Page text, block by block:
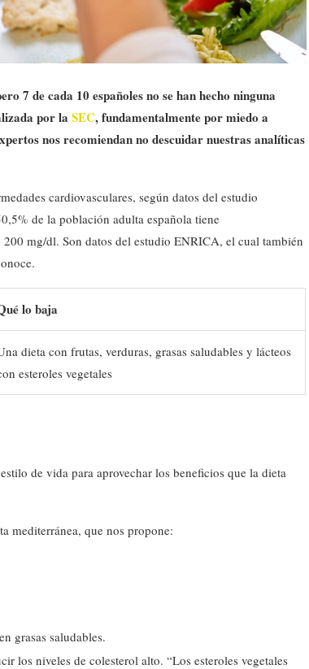
7 de cada 10 españoles no se han hecho ninguna
por la SEC, fundamentalmente por miedo a
nos recomiendan no descuidar nuestras analíticas
cardiovasculares, según datos del estudio
de la población adulta española tiene
mg/dl. Son datos del estudio ENRICA, el cual también
lo baja
dieta con frutas, verduras, grasas saludables y lácteos
esteroles vegetales
de vida para aprovechar los beneficios que la dieta
mediterránea, que nos propone:
grasas saludables.
los niveles de colesterol alto. “Los esteroles vegetales